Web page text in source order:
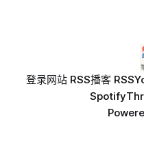
登录网站 RSS播客 RSS
Spotify